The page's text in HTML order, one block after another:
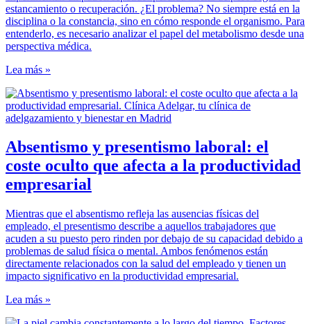
estancamiento o recuperación. ¿El problema? No siempre está en la
disciplina o la constancia, sino en cómo responde el organismo. Para
entenderlo, es necesario analizar el papel del metabolismo desde una
perspectiva médica.
Lea más »
Absentismo y presentismo laboral: el
coste oculto que afecta a la productividad
empresarial
Mientras que el absentismo refleja las ausencias físicas del
empleado, el presentismo describe a aquellos trabajadores que
acuden a su puesto pero rinden por debajo de su capacidad debido a
problemas de salud física o mental. Ambos fenómenos están
directamente relacionados con la salud del empleado y tienen un
impacto significativo en la productividad empresarial.
Lea más »